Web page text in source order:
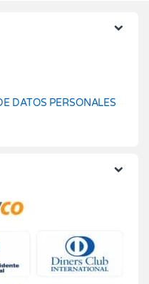
DATOS PERSONALES